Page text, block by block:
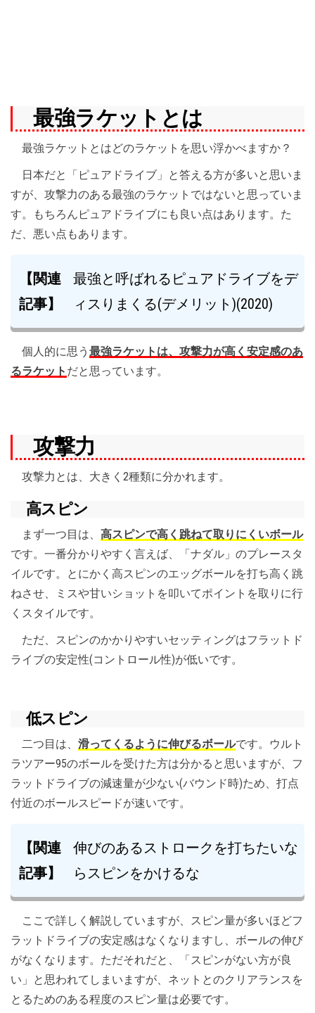
最強ラケットとは
最強ラケットとはどのラケットを思い浮かべますか？
日本だと「ピュアドライブ」と答える方が多いと思いま
すが、攻撃力のある最強のラケットではないと思っていま
す。もちろんピュアドライブにも良い点はあります。た
だ、悪い点もあります。
【関連
記事】
最強と呼ばれるピュアドライブをデ
ィスりまくる(デメリット)(2020)
個人的に思う 最強ラケットは、攻撃力が高く安定感のあ
るラケット だと思っています。
攻撃力
攻撃力とは、大きく2種類に分かれます。
高スピン
まず一つ目は、 高スピンで高く跳ねて取りにくいボール
です。一番分かりやすく言えば、「ナダル」のプレースタ
イルです。とにかく高スピンのエッグボールを打ち高く跳
ねさせ、ミスや甘いショットを叩いてポイントを取りに行
くスタイルです。
ただ、スピンのかかりやすいセッティングはフラットド
ライブの安定性(コントロール性)が低いです。
低スピン
二つ目は、 滑ってくるように伸びるボールです。ウルト
ラツアー95のボールを受けた方は分かると思いますが、フ
ラットドライブの減速量が少ない(バウンド時)ため、打点
付近のボールスピードが速いです。
【関連
記事】
伸びのあるストロークを打ちたいな
らスピンをかけるな
ここで詳しく解説していますが、スピン量が多いほどフ
ラットドライブの安定感はなくなりますし、ボールの伸び
がなくなります。ただそれだと、「スピンがない方が良
い」と思われてしまいますが、ネットとのクリアランスを
とるためのある程度のスピン量は必要です。